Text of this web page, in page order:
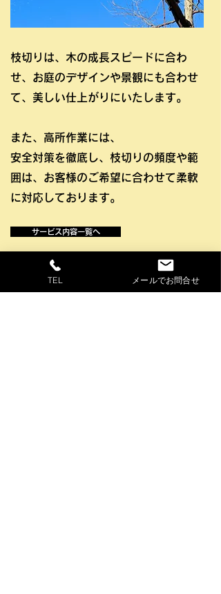
枝切りは、木の成長スピードに合わ
せ、お庭のデザインや景観にも合わせ
て、美しい仕上がりにいたします。
また、高所作業には、
安全対策を徹底し、枝切りの頻度や範
囲は、お客様のご希望に合わせて柔軟
に対応しております。
サービス内容一覧へ
TEL メールでお問合せ